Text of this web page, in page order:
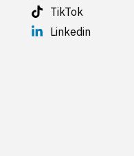
TikTok
Linkedin